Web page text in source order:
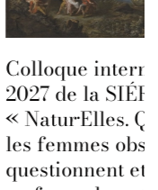
Colloque
2027 de la
« Natur·Elles.
les femmes
questionnent et